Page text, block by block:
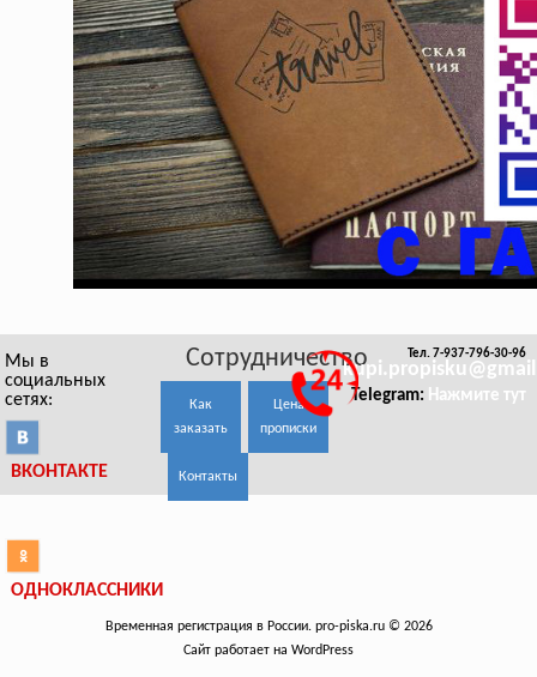
Мы в
социальных
сетях:
ВКОНТАКТЕ
ОДНОКЛАССНИКИ
Сотрудничество
Как
заказать
Цена
прописки
Контакты
Тел. 7-937-796-30-96
Telegram: Нажмите тут
Временная регистрация в России. pro-piska.ru © 2026
Сайт работает на WordPress